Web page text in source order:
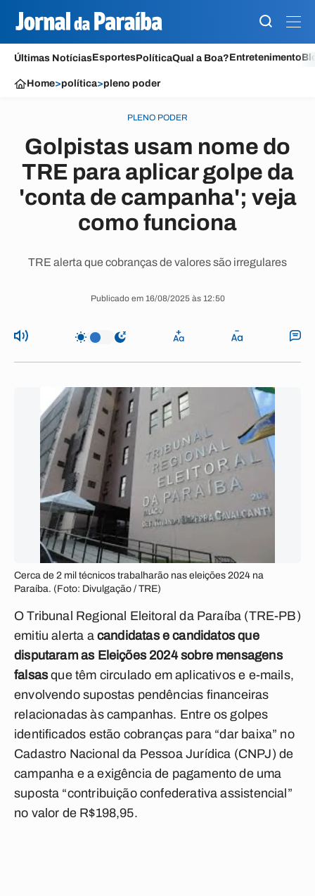
Últimas NotíciasEsportesPolíticaQual a Boa?Entretenimento
Home>política>pleno poder
PLENO PODER
Golpistas usam nome do
TRE para aplicar golpe da
'conta de campanha'; veja
como funciona
TRE alerta que cobranças de valores são irregulares
Publicado em 16/08/2025 às 12:50
Cerca de 2 mil técnicos trabalharão nas eleições 2024 na
Paraíba. (Foto: Divulgação / TRE)
O Tribunal Regional Eleitoral da Paraíba (TRE-PB)
emitiu alerta a candidatas e candidatos que
disputaram as Eleições 2024 sobre mensagens
falsasque têm circulado em aplicativos e e-mails,
envolvendo supostas pendências financeiras
relacionadas às campanhas. Entre os golpes
identificados estão cobranças para “dar baixa” no
Cadastro Nacional da Pessoa Jurídica (CNPJ) de
campanha e a exigência de pagamento de uma
suposta “contribuição confederativa assistencial”
no valor de R$198,95.